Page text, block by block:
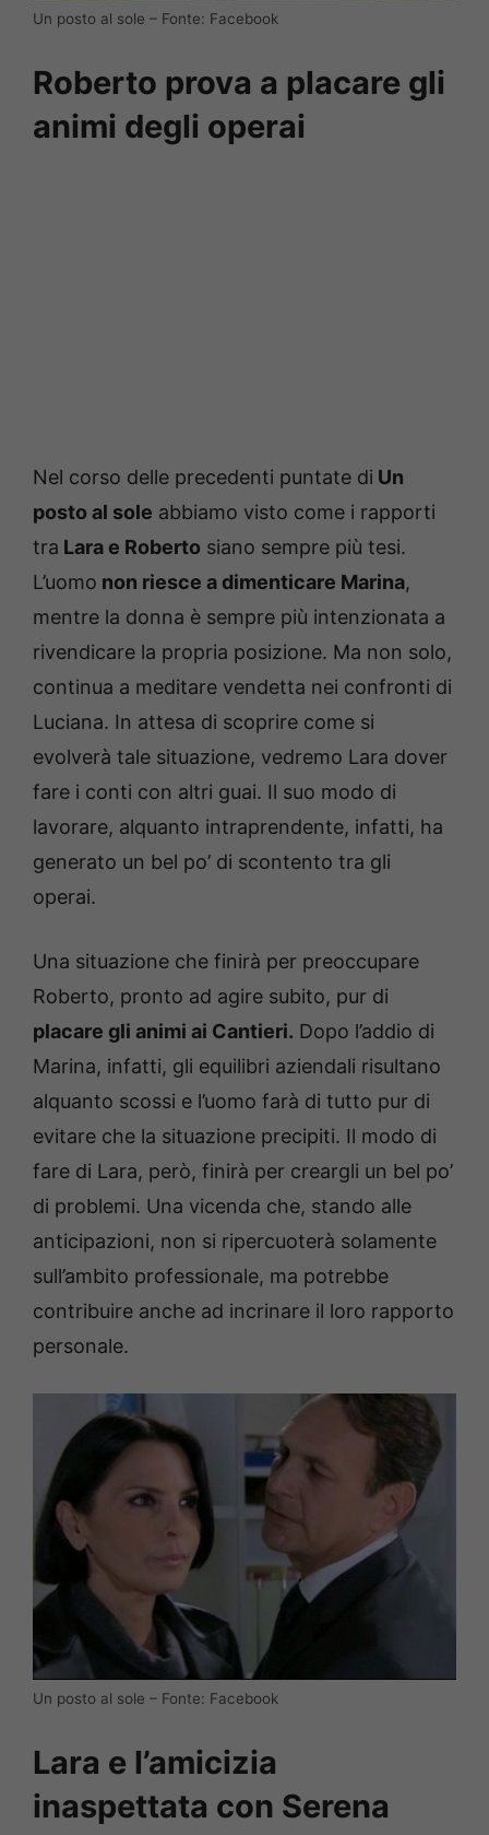
Un posto al sole – Fonte: Facebook
Roberto prova a placare gli
animi degli operai
Nel corso delle precedenti puntate di Un
posto al sole abbiamo visto come i rapporti
tra Lara e Roberto siano sempre più tesi.
L’uomo non riesce a dimenticare Marina,
mentre la donna è sempre più intenzionata a
rivendicare la propria posizione. Ma non solo,
continua a meditare vendetta nei confronti di
Luciana. In attesa di scoprire come si
evolverà tale situazione, vedremo Lara dover
fare i conti con altri guai. Il suo modo di
lavorare, alquanto intraprendente, infatti, ha
generato un bel po’ di scontento tra gli
operai.
Una situazione che finirà per preoccupare
Roberto, pronto ad agire subito, pur di
placare gli animi ai Cantieri. Dopo l’addio di
Marina, infatti, gli equilibri aziendali risultano
alquanto scossi e l’uomo farà di tutto pur di
evitare che la situazione precipiti. Il modo di
fare di Lara, però, finirà per creargli un bel po’
di problemi. Una vicenda che, stando alle
anticipazioni, non si ripercuoterà solamente
sull’ambito professionale, ma potrebbe
contribuire anche ad incrinare il loro rapporto
personale.
Un posto al sole – Fonte: Facebook
Lara e l’amicizia
inaspettata con Serena